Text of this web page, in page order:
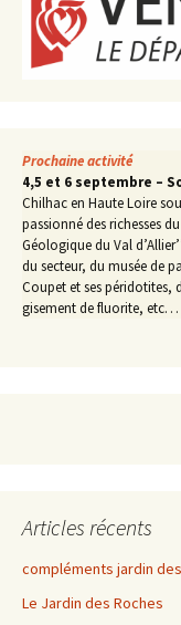
Prochaine activité
4,5 et 6 septembre –
Chilhac en Haute Loire
passionné des richesses
Géologique du Val
du secteur, du musée de
Coupet et ses péridotites,
gisement de fluorite, etc…
Articles récents
compléments jardin
Le Jardin des Roches